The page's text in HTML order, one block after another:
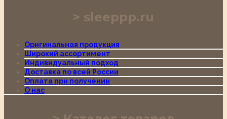
sleeppp.ru
Оригинальная продукция
Широкий ассортимент
Индивидуальный подход
Доставка по всей России
Оплата при получении
О нас